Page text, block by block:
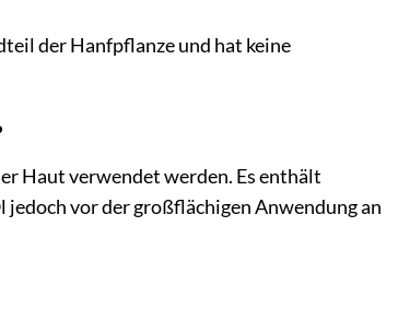
der Hanfpflanze und hat keine
Haut verwendet werden. Es enthält
jedoch vor der großflächigen Anwendung an